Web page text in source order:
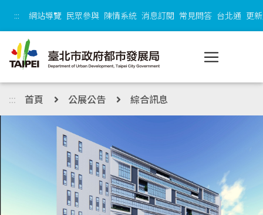
::: 網站導覽 民眾參與 陳情系統 消息訂閱 常見問答 台北通 更
::: 首頁 公展公告 綜合訊息